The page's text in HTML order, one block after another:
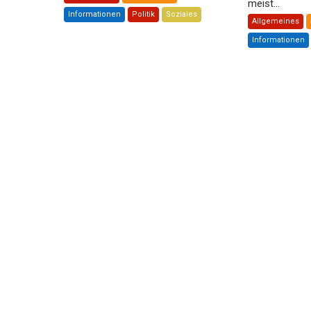
Informationen Politik Soziales
meist...
Allgemeines
Informationen